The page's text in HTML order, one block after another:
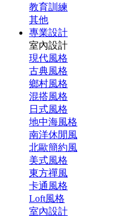
教育訓練
其他
專業設計
室內設計
現代風格
古典風格
鄉村風格
混搭風格
日式風格
地中海風格
南洋休閒風
北歐簡約風
美式風格
東方禪風
卡通風格
Loft風格
室內設計